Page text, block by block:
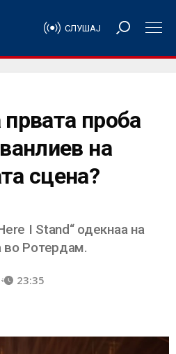
СЛУШАЈ
проба
на
сцена?
I Stand“ одекнаа на
во Ротердам.
23:35